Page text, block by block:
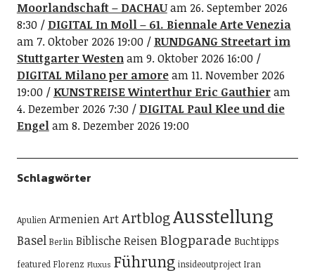
Moorlandschaft – DACHAUam 26. September 2026
8:30
DIGITAL In Moll – 61. Biennale Arte Venezia
am 7. Oktober 2026 19:00
RUNDGANG Streetart im
Stuttgarter Westenam 9. Oktober 2026 16:00
DIGITAL Milano per amoream 11. November 2026
19:00
KUNSTREISE Winterthur Eric Gauthieram
4. Dezember 2026 7:30
DIGITAL Paul Klee und die
Engelam 8. Dezember 2026 19:00
Schlagwörter
Apulien ArmenienArtArtblogAusstellung
Basel Berlin Biblische ReisenBlogparade Buchtipps
featured Florenz Fluxus Führung insideoutproject Iran